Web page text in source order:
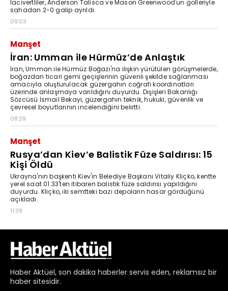
Haber Aktüel, son dakika haberler servis eden, reklamsız bir
haber sitesidir.